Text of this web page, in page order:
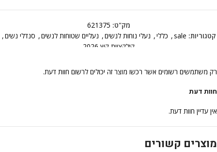
מק"ט: 621375
קטגוריות: sale
, כללי, נעלי נוחות לנשים, נעליים שטוחות לנשים, סנדלי נשים,
קולקציית קיץ 2026
חוות דעת
אין עדיין חוות דעת.
רק משתמשים רשומים אשר רכשו מוצר זה יכולים לרשום חוות דעת.
מוצרים קשורים